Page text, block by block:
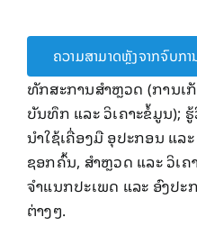
ຄວາມສາມາດຫຼັງຈາກຈົບກ
ທັກສະການສຳຫຼວດ (ການເ
ບັນທຶກ ແລະ ວິເຄາະຂໍ້ມູນ);
ນໍາໃຊ້ເຄື່ອງມື ອຸປະກອນ ແລ
ຊອກຄົ້ນ, ສໍາຫຼວດ ແລະ ວິເ
ຈໍາແນກປະເພດ ແລະ ອົງປ
ຕ່າງໆ.